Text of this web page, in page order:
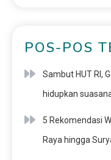
POS-POS
Sambut HUT RI,
hidupkan
5 Rekomendasi
Raya hingga